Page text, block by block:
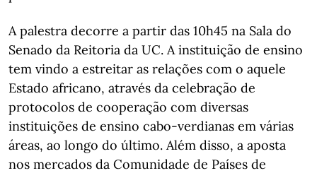
A palestra decorre a partir das 10h45 na Sala do
Senado da Reitoria da UC. A instituição de ensino
tem vindo a estreitar as relações com o aquele
Estado africano, através da celebração de
protocolos de cooperação com diversas
instituições de ensino cabo-verdianas em várias
áreas, ao longo do último. Além disso, a aposta
nos mercados da Comunidade de Países de